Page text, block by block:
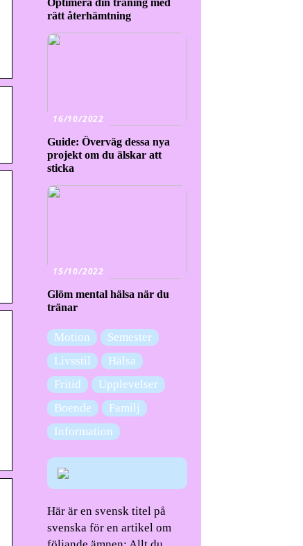
Optimera din träning med
rätt återhämtning
16/10/2022
Guide: Överväg dessa nya
projekt om du älskar att
sticka
15/10/2022
Glöm mental hälsa när du
tränar
Motion
Semester
Livsstil
Hälsa
Fritid
Upplevelser
Boende
Familj
Information
Här är en svensk titel på
svenska för en artikel om